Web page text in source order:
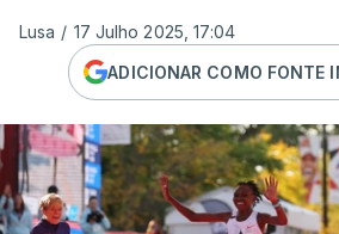
Lusa / 17 Julho 2025, 17:04
ADICIONAR COMO FONTE